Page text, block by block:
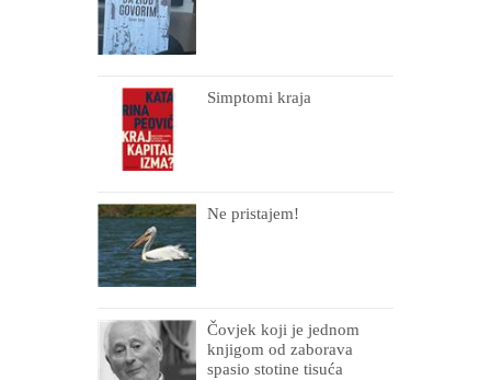
Simptomi kraja
Ne pristajem!
Čovjek koji je jednom
knjigom od zaborava
spasio stotine tisuća